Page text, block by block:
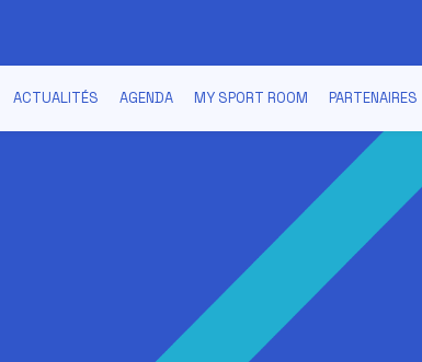
ACTUALITÉS AGENDA MY SPORT ROOM PARTENAIRES